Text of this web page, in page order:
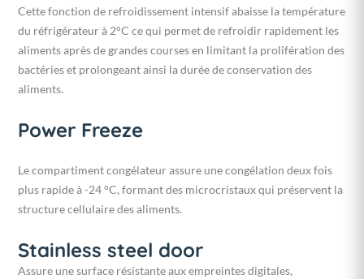
Cette fonction de refroidissement intensif abaisse la température
du réfrigérateur à 2°C ce qui permet de refroidir rapidement les
aliments après de grandes courses en limitant la prolifération des
bactéries et prolongeant ainsi la durée de conservation des
aliments.
Power Freeze
Le compartiment congélateur assure une congélation deux fois
plus rapide à -24 °C, formant des microcristaux qui préservent la
structure cellulaire des aliments.
Stainless steel door
Assure une surface résistante aux empreintes digitales,